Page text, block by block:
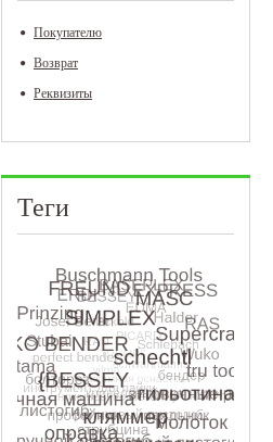
Покупателю
Возврат
Реквизиты
Теги